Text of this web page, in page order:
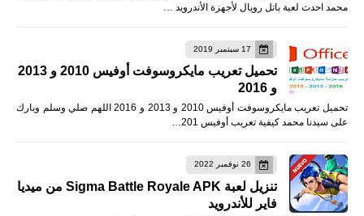
محمد احدث لعبة باتل رويال لأجهزة الأندرويد …
17 سبتمبر 2019
تحميل تعريب مايكروسوفت أوفيس 2010 و 2013
و 2016
تحميل تعريب مايكروسوفت أوفيس 2010 و 2013 و 2016 اللهم صلي وسلم وبارك
على سيدنا محمد كيفية تعريب أوفيس 201…
26 نوفمبر 2022
تنزيل لعبة Sigma Battle Royale APK من ميديا
فاير للأندرويد